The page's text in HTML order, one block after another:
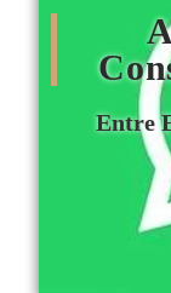
Entre